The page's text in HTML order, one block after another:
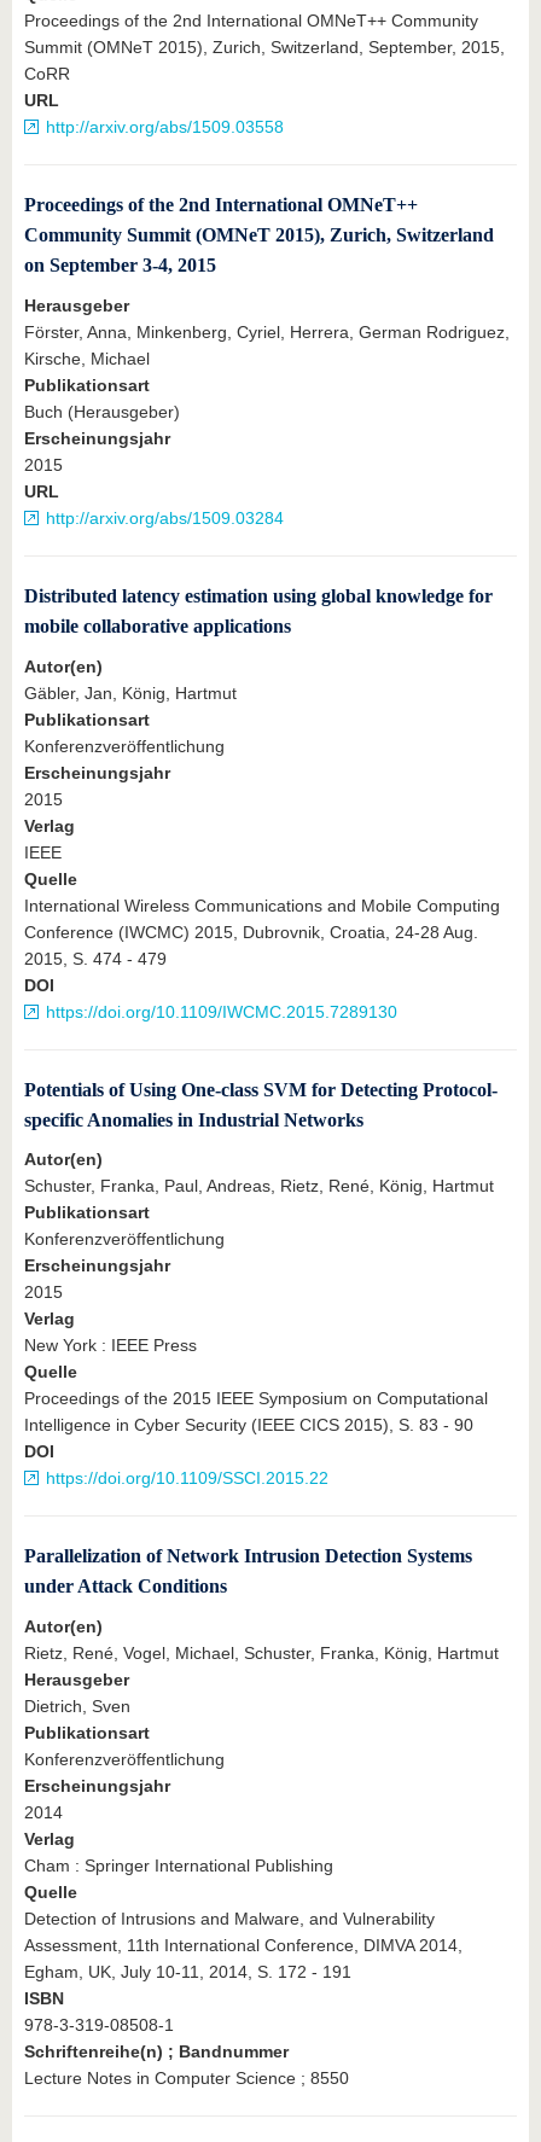
Proceedings of the 2nd International OMNeT++ Community
Summit (OMNeT 2015), Zurich, Switzerland, September, 2015,
CoRR
URL
http://arxiv.org/abs/1509.03558
Proceedings of the 2nd International OMNeT++
Community Summit (OMNeT 2015), Zurich, Switzerland
on September 3-4, 2015
Herausgeber
Förster, Anna, Minkenberg, Cyriel, Herrera, German Rodriguez,
Kirsche, Michael
Publikationsart
Buch (Herausgeber)
Erscheinungsjahr
2015
URL
http://arxiv.org/abs/1509.03284
Distributed latency estimation using global knowledge for
mobile collaborative applications
Autor(en)
Gäbler, Jan, König, Hartmut
Publikationsart
Konferenzveröffentlichung
Erscheinungsjahr
2015
Verlag
IEEE
Quelle
International Wireless Communications and Mobile Computing
Conference (IWCMC) 2015, Dubrovnik, Croatia, 24-28 Aug.
2015, S. 474 - 479
DOI
https://doi.org/10.1109/IWCMC.2015.7289130
Potentials of Using One-class SVM for Detecting Protocol-
specific Anomalies in Industrial Networks
Autor(en)
Schuster, Franka, Paul, Andreas, Rietz, René, König, Hartmut
Publikationsart
Konferenzveröffentlichung
Erscheinungsjahr
2015
Verlag
New York : IEEE Press
Quelle
Proceedings of the 2015 IEEE Symposium on Computational
Intelligence in Cyber Security (IEEE CICS 2015), S. 83 - 90
DOI
https://doi.org/10.1109/SSCI.2015.22
Parallelization of Network Intrusion Detection Systems
under Attack Conditions
Autor(en)
Rietz, René, Vogel, Michael, Schuster, Franka, König, Hartmut
Herausgeber
Dietrich, Sven
Publikationsart
Konferenzveröffentlichung
Erscheinungsjahr
2014
Verlag
Cham : Springer International Publishing
Quelle
Detection of Intrusions and Malware, and Vulnerability
Assessment, 11th International Conference, DIMVA 2014,
Egham, UK, July 10-11, 2014, S. 172 - 191
ISBN
978-3-319-08508-1
Schriftenreihe(n) ; Bandnummer
Lecture Notes in Computer Science ; 8550